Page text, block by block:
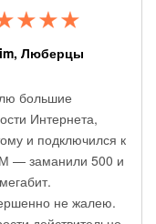
Люберцы
большие
Интернета,
и подключился к
— заманили 500 и
не жалею.